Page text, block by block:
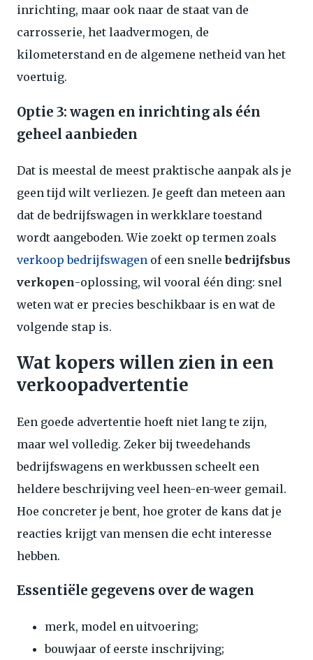
inrichting, maar ook naar de staat van de
carrosserie, het laadvermogen, de
kilometerstand en de algemene netheid van het
voertuig.
Optie 3: wagen en inrichting als één
geheel aanbieden
Dat is meestal de meest praktische aanpak als je
geen tijd wilt verliezen. Je geeft dan meteen aan
dat de bedrijfswagen in werkklare toestand
wordt aangeboden. Wie zoekt op termen zoals
verkoop bedrijfswagen of een snellebedrijfsbus
verkopen-oplossing, wil vooral één ding: snel
weten wat er precies beschikbaar is en wat de
volgende stap is.
Wat kopers willen zien in een
verkoopadvertentie
Een goede advertentie hoeft niet lang te zijn,
maar wel volledig. Zeker bij tweedehands
bedrijfswagens en werkbussen scheelt een
heldere beschrijving veel heen-en-weer gemail.
Hoe concreter je bent, hoe groter de kans dat je
reacties krijgt van mensen die echt interesse
hebben.
Essentiële gegevens over de wagen
merk, model en uitvoering;
bouwjaar of eerste inschrijving;